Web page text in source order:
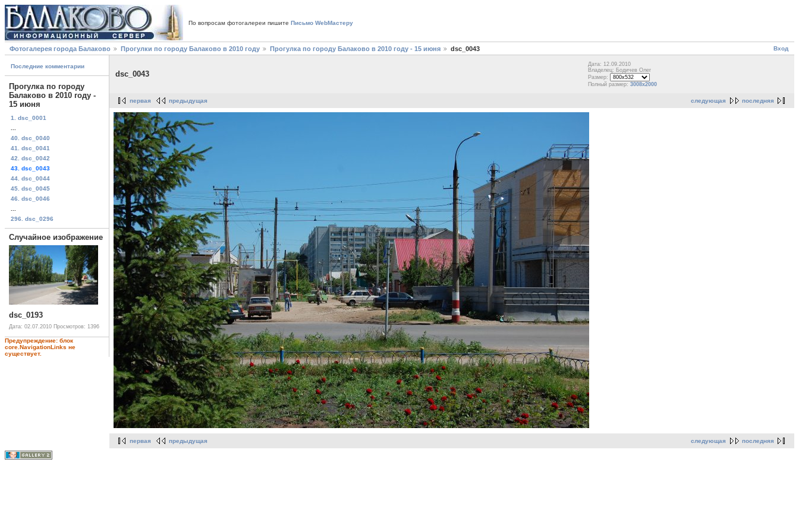
По вопросам фотогалереи пишите Письмо WebМастеру
Вход
Фотогалерея города Балаково Прогулки по городу Балаково в 2010 году Прогулка по городу Балаково в 2010 году - 15 июня dsc_0043
Последние комментарии
Прогулка по городу
Балаково в 2010 году -
15 июня
1. dsc_0001
40. dsc_0040
41. dsc_0041
42. dsc_0042
43. dsc_0043
44. dsc_0044
45. dsc_0045
46. dsc_0046
296. dsc_0296
Случайное изображение
dsc_0193
Дата: 02.07.2010 Просмотров: 1396
Предупреждение: блок
core.NavigationLinks не
существует.
dsc_0043
Дата: 12.09.2010
Владелец: Бодичев Олег
Размер:
Полный размер: 3008x2000
следующая последняя
первая предыдущая
следующая последняя
первая предыдущая